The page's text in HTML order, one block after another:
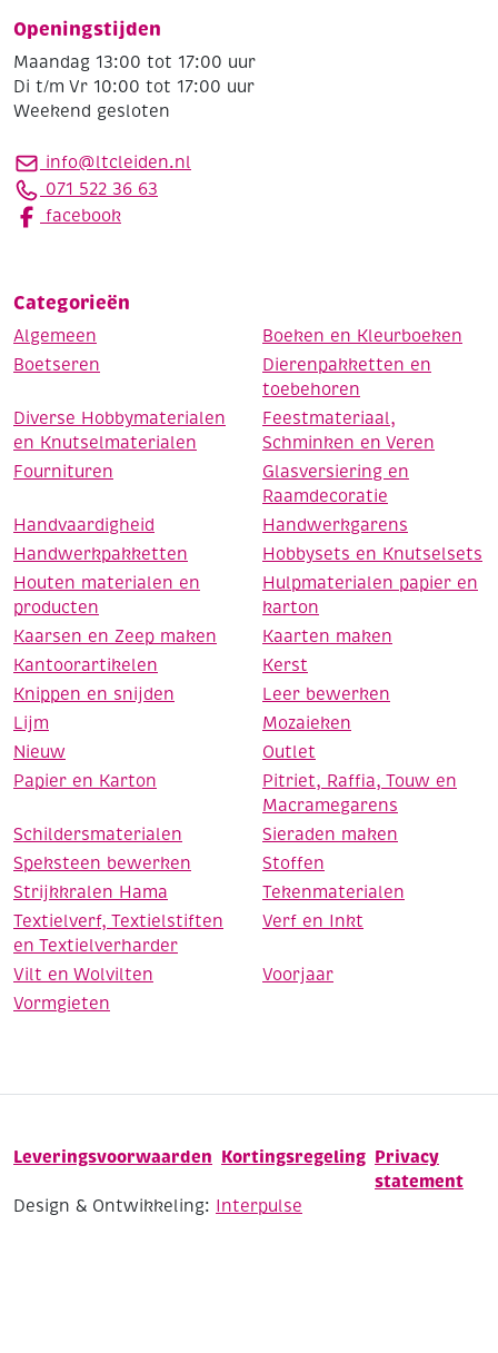
Openingstijden
Maandag 13:00 tot 17:00 uur
Di t/m Vr 10:00 tot 17:00 uur
Weekend gesloten
info@ltcleiden.nl
071 522 36 63
facebook
Categorieën
Algemeen
Boeken en Kleurboeken
Boetseren
Dierenpakketten en
toebehoren
Diverse Hobbymaterialen
en Knutselmaterialen
Feestmateriaal,
Schminken en Veren
Fournituren
Glasversiering en
Raamdecoratie
Handvaardigheid
Handwerkgarens
Handwerkpakketten
Hobbysets en Knutselsets
Houten materialen en
producten
Hulpmaterialen papier en
karton
Kaarsen en Zeep maken
Kaarten maken
Kantoorartikelen
Kerst
Knippen en snijden
Leer bewerken
Lijm
Mozaieken
Nieuw
Outlet
Papier en Karton
Pitriet, Raffia, Touw en
Macramegarens
Schildersmaterialen
Sieraden maken
Speksteen bewerken
Stoffen
Strijkkralen Hama
Tekenmaterialen
Textielverf, Textielstiften
en Textielverharder
Verf en Inkt
Vilt en Wolvilten
Voorjaar
Vormgieten
Leveringsvoorwaarden Kortingsregeling Privacy
statement
Design & Ontwikkeling: Interpulse